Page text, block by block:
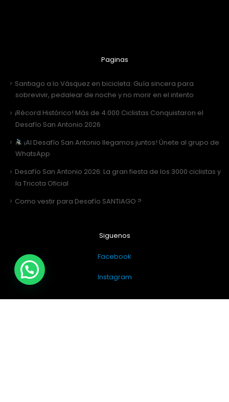
Paginas
Santiago a lo Vásquez en bicicleta: Guía sincera para
sobrevivir, pedalear de noche y no morir en el intento
¡Récord Histórico! Más de 4.000 Ciclistas Conquistaron el
Desafío San Antonio 2026
¡Al Desafío San Antonio llegamos juntos! Únete al grupo de
WhatsApp
Desafío San Antonio 2026: La gran fiesta de los 3000 ciclistas y
la Tricota Oficial
Como vestir para Desafío SANTIAGO ?
Siguenos
Facebook
Instagram